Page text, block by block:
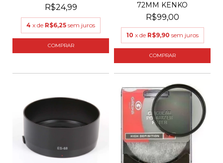
R$24,99
4 x de R$6,25 sem juros
72MM KENKO
R$99,00
10 x de R$9,90 sem juros